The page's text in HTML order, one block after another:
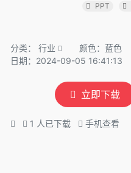
PPT
分类： 行业 颜色：蓝色
日期：2024-09-05 16:41:13
立即下载
1 人已下载 手机查看